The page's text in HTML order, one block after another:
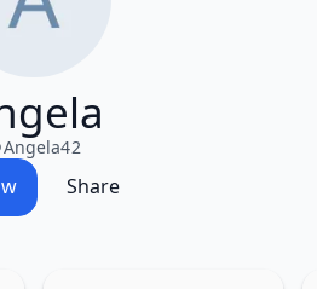
Angela42
Share